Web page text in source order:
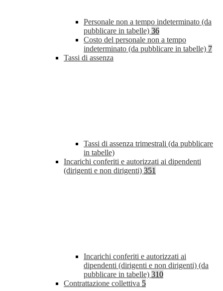
Personale non a tempo indeterminato (da
pubblicare in tabelle) 36
Costo del personale non a tempo
indeterminato (da pubblicare in tabelle) 7
Tassi di assenza
Tassi di assenza trimestrali (da pubblicare
in tabelle)
Incarichi conferiti e autorizzati ai dipendenti
(dirigenti e non dirigenti) 351
Incarichi conferiti e autorizzati ai
dipendenti (dirigenti e non dirigenti) (da
pubblicare in tabelle) 310
Contrattazione collettiva 5